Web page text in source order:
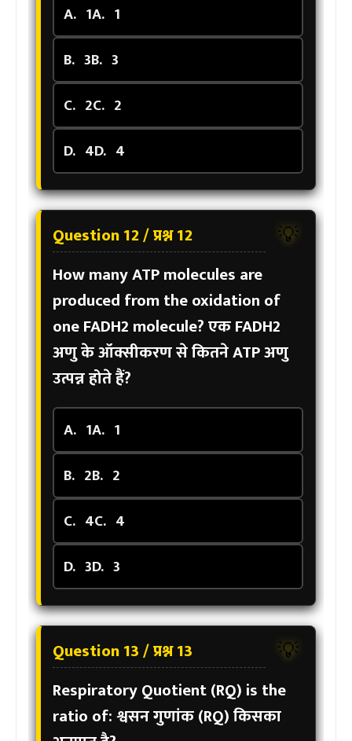
A. 1A. 1
B. 3B. 3
C. 2C. 2
D. 4D. 4
💡
Question 12 / प्रश्न 12
How many ATP molecules are
produced from the oxidation of
one FADH2 molecule?एक FADH2
अणु के ऑक्सीकरण से कितने ATP अणु
उत्पन्न होते हैं?
A. 1A. 1
B. 2B. 2
C. 4C. 4
D. 3D. 3
💡
Question 13 / प्रश्न 13
Respiratory Quotient (RQ) is the
ratio of:श्वसन गुणांक (RQ) किसका